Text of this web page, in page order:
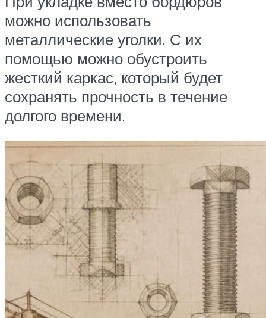
можно использовать
металлические уголки. С их
помощью можно обустроить
жесткий каркас, который будет
сохранять прочность в течение
долгого времени.